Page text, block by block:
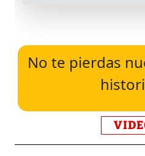
No te pierdas